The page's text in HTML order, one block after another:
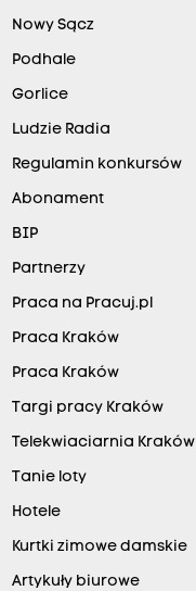
Nowy Sącz
Podhale
Gorlice
Ludzie Radia
Regulamin konkursów
Abonament
BIP
Partnerzy
Praca na Pracuj.pl
Praca Kraków
Praca Kraków
Targi pracy Kraków
Telekwiaciarnia Kraków
Tanie loty
Hotele
Kurtki zimowe damskie
Artykuły biurowe